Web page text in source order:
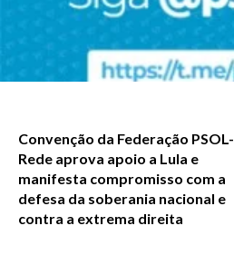
Convenção da Federação PSOL-
Rede aprova apoio a Lula e
manifesta compromisso com a
defesa da soberania nacional e
contra a extrema direita